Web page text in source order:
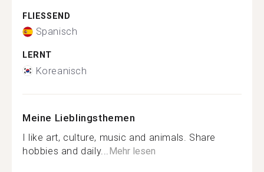
FLIESSEND
Spanisch
LERNT
Koreanisch
Meine Lieblingsthemen
I like art, culture, music and animals. Share
hobbies and daily... Mehr lesen